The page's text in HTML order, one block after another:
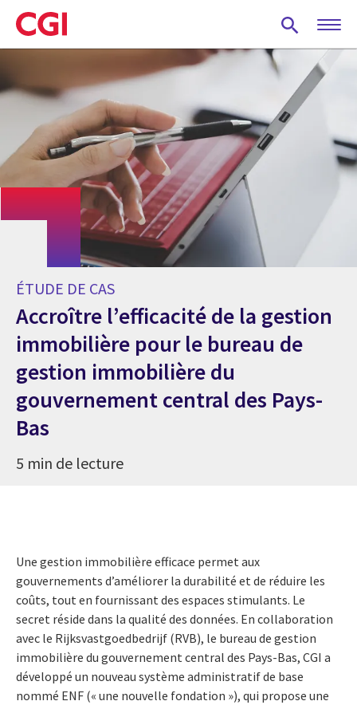
Skip
to
main
ÉTUDE DE CAS
Accroître l’efficacité de la gestion
immobilière pour le bureau de
gestion immobilière du
gouvernement central des Pays-
Bas
5 min de lecture
Une gestion immobilière efficace permet aux
gouvernements d’améliorer la durabilité et de réduire les
coûts, tout en fournissant des espaces stimulants. Le
secret réside dans la qualité des données. En collaboration
avec le Rijksvastgoedbedrijf (RVB), le bureau de gestion
immobilière du gouvernement central des Pays-Bas, CGI a
développé un nouveau système administratif de base
nommé ENF (« une nouvelle fondation »), qui propose une